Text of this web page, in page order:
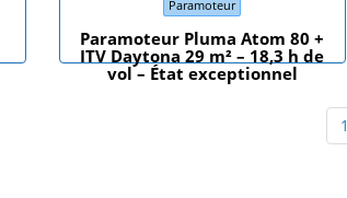
Paramoteur
Paramoteur Pluma Atom 80 +
ITV Daytona 29 m² – 18,3 h de
vol – État exceptionnel
1